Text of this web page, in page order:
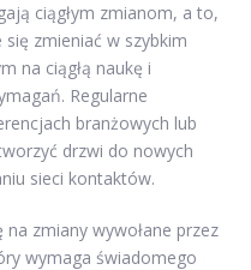
ciągłym zmianom, a to,
zmieniać w szybkim
na ciągłą naukę i
Regularne
branżowych lub
drzwi do nowych
sieci kontaktów.
zmiany wywołane przez
wymaga świadomego